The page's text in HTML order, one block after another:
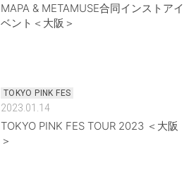
MAPA & METAMUSE合同インストアイ
ベント＜大阪＞
TOKYO PINK FES
2023.01.14
TOKYO PINK FES TOUR 2023 ＜大阪
＞